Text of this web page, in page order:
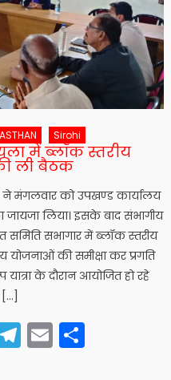
Sirohi
में ब्लॉक स्तरीय
ली बैठक
ने मंगलवार को उपखण्ड कार्यालय
लिया। इसके बाद संभागीय
सभागार में ब्लॉक स्तरीय
की समीक्षा कर प्रगति
के दौरान आयोजित हो रहे
[…]
Telegram
Email